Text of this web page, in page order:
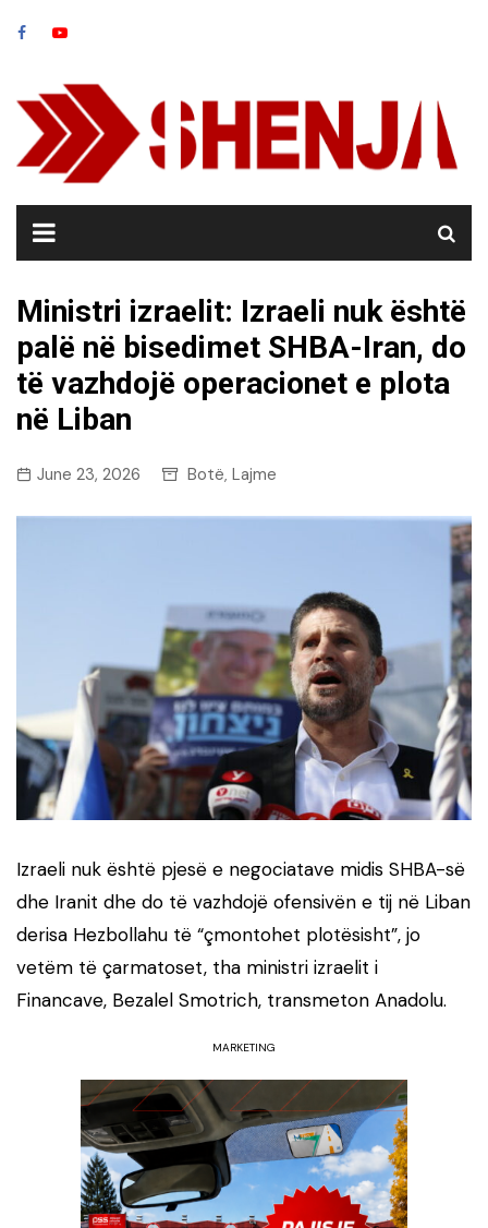
Ministri izraelit: Izraeli nuk është
palë në bisedimet SHBA-Iran, do
të vazhdojë operacionet e plota
në Liban
June 23, 2026 Botë, Lajme
Izraeli nuk është pjesë e negociatave midis SHBA-së
dhe Iranit dhe do të vazhdojë ofensivën e tij në Liban
derisa Hezbollahu të “çmontohet plotësisht”, jo
vetëm të çarmatoset, tha ministri izraelit i
Financave, Bezalel Smotrich, transmeton Anadolu.
MARKETING